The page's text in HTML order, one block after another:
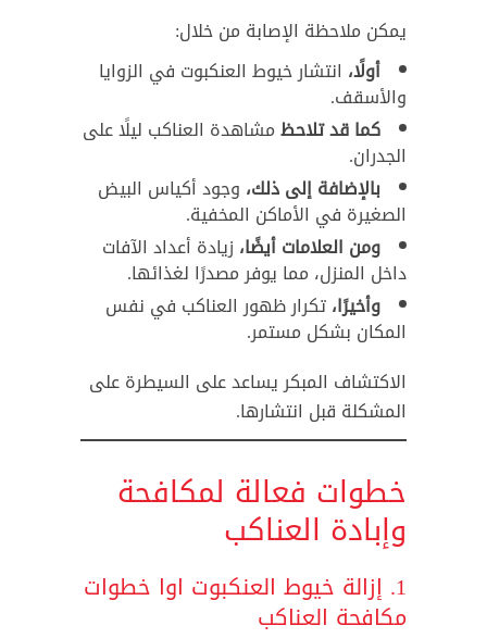
يمكن ملاحظة الإصابة من خلال:
أولًا، انتشار خيوط العنكبوت في الزوايا
والأسقف.
كما قد تلاحظمشاهدة العناكب ليلًا على
الجدران.
بالإضافة إلى ذلك، وجود أكياس البيض
الصغيرة في الأماكن المخفية.
ومن العلامات أيضًا، زيادة أعداد الآفات
داخل المنزل، مما يوفر مصدرًا لغذائها.
وأخيرًا،تكرار ظهور العناكب في نفس
المكان بشكل مستمر.
الاكتشاف المبكر يساعد على السيطرة على
المشكلة قبل انتشارها.
خطوات فعالة لمكافحة
وإبادة العناكب
1. إزالة خيوط العنكبوت اوا خطوات
مكافحة العناكب